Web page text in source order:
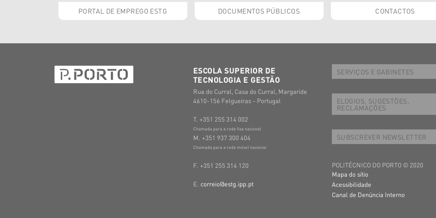
PORTAL DE EMPREGO ESTG DOCUMENTOS PÚBLICOS CONTACTOS
ESCOLA SUPERIOR DE
TECNOLOGIA E GESTÃO
Rua do Curral, Casa do Curral, Margaride
4610-156 Felgueiras - Portugal
T. +351 255 314 002
Chamada para a rede fixa nacional
M. +351 937 300 404
Chamada para a rede móvel nacional
F. +351 255 314 120
E. correio@estg.ipp.pt
SERVIÇOS E GABINETES
ELOGIOS, SUGESTÕES,
RECLAMAÇÕES
SUBSCREVER NEWSLETTER
POLITÉCNICO DO PORTO © 2020
Mapa do sítio
Acessibilidade
Canal de Denúncia Interno